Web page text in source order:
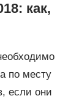
как,
по месту
если они